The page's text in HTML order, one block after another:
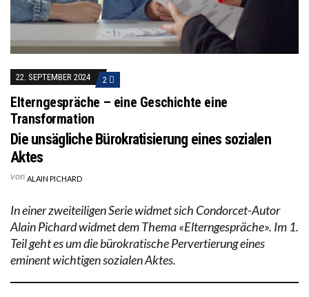
22. SEPTEMBER 2024 2
Elterngespräche – eine Geschichte eine
Transformation
Die unsägliche Bürokratisierung eines sozialen
Aktes
von ALAIN PICHARD
In einer zweiteiligen Serie widmet sich Condorcet-Autor
Alain Pichard widmet dem Thema «Elterngespräche». Im 1.
Teil geht es um die bürokratische Pervertierung eines
eminent wichtigen sozialen Aktes.